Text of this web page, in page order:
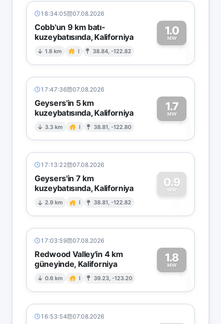
18:34:05 07.08.2026
Cobb'un 9 km batı-
kuzeybatısında, Kaliforniya
1.8 km I 38.84, -122.82
1.0
MW1
17:47:36 07.08.2026
Geysers'in 5 km
kuzeybatısında, Kaliforniya
3.3 km I 38.81, -122.80
1.7
MW1
17:13:22 07.08.2026
Geysers'in 7 km
kuzeybatısında, Kaliforniya
2.9 km I 38.81, -122.82
0.9
MW
0
17:03:59 07.08.2026
Redwood Valley'in 4 km
güneyinde, Kaliforniya
0.6 km I 39.23, -123.20
1.8
MW1
16:53:54 07.08.2026